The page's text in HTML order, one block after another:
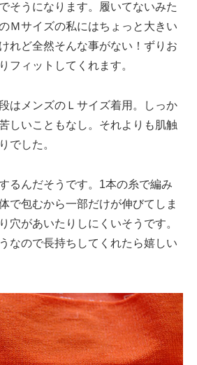
そうになります。履いてないみた
Ｍサイズの私にはちょっと大きい
れど全然そんな事がない！ずりお
フィットしてくれます。
はメンズのＬサイズ着用。しっか
しいこともなし。それよりも肌触
でした。
るんだそうです。1本の糸で編み
で包むから一部だけが伸びてしま
穴があいたりしにくいそうです。
なので長持ちしてくれたら嬉しい